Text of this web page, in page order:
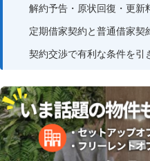
解約予告・原状回復・更新
定期借家契約と普通借家契
契約交渉で有利な条件を引